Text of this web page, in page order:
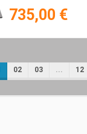
735,00 €
02 03 ... 12